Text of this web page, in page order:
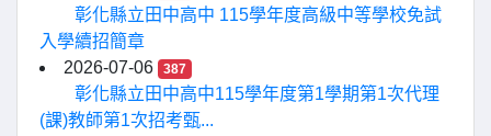
彰化縣立田中高中 115學年度高級中等學校免試
入學續招簡章
2026-07-06
387
彰化縣立田中高中115學年度第1學期第1次代理
(課)教師第1次招考甄...